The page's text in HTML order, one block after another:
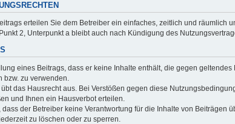
erteilen Sie dem Betreiber ein einfaches, zeitlich und
2, Unterpunkt a bleibt auch nach Kündigung des
eines Beitrags, dass er keine Inhalte enthält, die gegen
bzw. zu verwenden.
das Hausrecht aus. Bei Verstößen gegen diese
und Ihnen ein Hausverbot erteilen.
der Betreiber keine Verantwortung für die Inhalte von Beiträgen
zu löschen oder zu sperren.